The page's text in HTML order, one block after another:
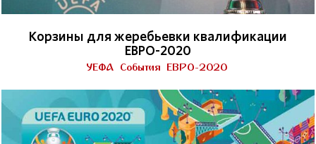
Корзины для жеребьевки квалификации
ЕВРО-2020
УЕФА События ЕВРО-2020